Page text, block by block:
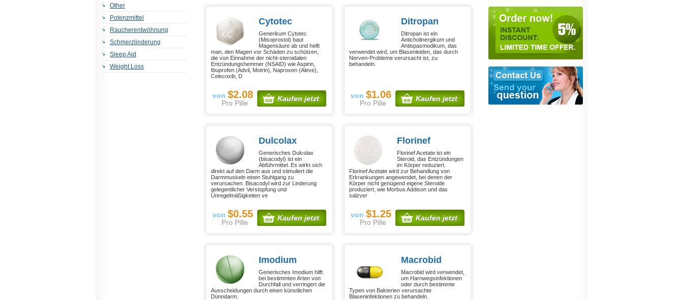
Other
Potenzmittel
Raucherentwöhnung
Schmerzlinderung
Sleep Aid
Weight Loss
Cytotec
Generikum Cytotec
(Misoprostol) baut
Magensäure ab und helft
man, den Magen vor Schäden zu schützen,
die von Einnahme der nicht-steroidalen
Entzündungshemmer (NSAID) wie Aspirin,
Ibuprofen (Advil, Motrin), Naproxen (Aleve),
Celecoxib, D
von $2.08
Pro Pille
Kaufen jetzt
Ditropan
Ditropan ist ein
Anticholinergikum und
Antispasmodikum, das
verwendet wird, um Blasenleiden, das durch
Nerven-Probleme verursacht ist, zu
behandeln.
von $1.06
Pro Pille
Kaufen jetzt
Dulcolax
Generisches Dulcolax
(bisacodyl) ist ein
Abführmittel. Es wirkt sich
direkt auf den Darm aus und stimuliert die
Darmmuskeln einen Stuhlgang zu
verursachen. Bisacodyl wird zur Linderung
gelegentlicher Verstopfung und
Unregelmäßigkeiten ve
von $0.55
Pro Pille
Kaufen jetzt
Florinef
Florinef Acetate ist ein
Steroid, das Entzündungen
im Körper reduziert.
Florinef Acetate wird zur Behandlung von
Erkrankungen angewendet, bei denen der
Körper nicht genügend eigene Steroide
produziert, wie Morbus Addison und das
salzver
von $1.25
Pro Pille
Kaufen jetzt
Imodium
Generisches Imodium hilft
bei bestimmten Arten von
Durchfall und verringert die
Ausscheidungen durch einen künstlichen
Dünndarm.
Macrobid
Macrobid wird verwendet,
um Harnwegsinfektionen
oder durch bestimmte
Typen von Bakterien verursachte
Blaseninfektionen zu behandeln.